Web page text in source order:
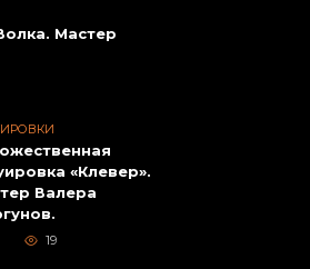
Мастер
«Клевер».
Валера
19